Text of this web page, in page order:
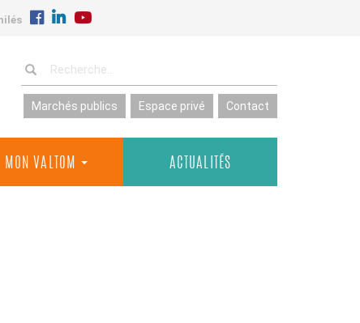
Marchés publics Espace privé Contact
MON VALTOM ACTUALITÉS